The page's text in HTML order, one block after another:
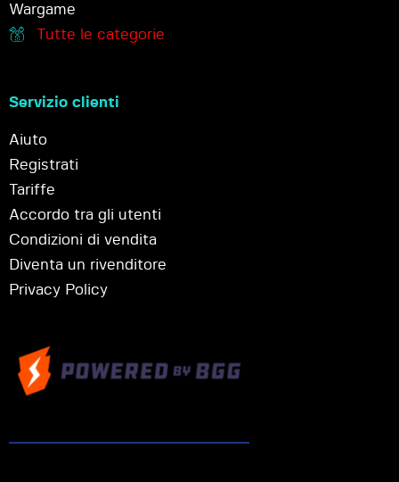
Wargame
Tutte le categorie
Servizio clienti
Aiuto
Registrati
Tariffe
Accordo tra gli utenti
Condizioni di vendita
Diventa un rivenditore
Privacy Policy